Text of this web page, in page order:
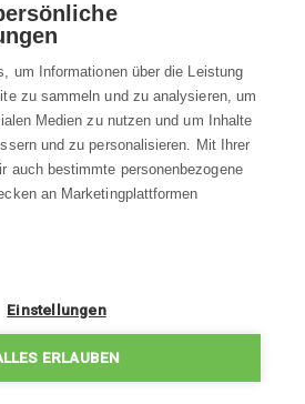
962 Mo-Fr 8:00—16:00 Uhr
um Informationen über die Leistung
zu sammeln und zu analysieren, um
Medien zu nutzen und um Inhalte
und zu personalisieren. Mit Ihrer
auch bestimmte personenbezogene
an Marketingplattformen
Einstellungen
ERLAUBEN